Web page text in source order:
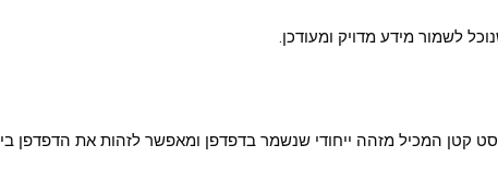
לשמור מידע מדויק ומעודכן.
קטן המכיל מזהה ייחודי שנשמר בדפדפן ומאפשר לזהות את הדפדפן בין